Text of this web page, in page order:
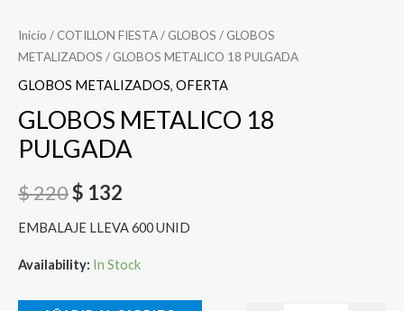
Inicio / COTILLON FIESTA/ GLOBOS / GLOBOS
METALIZADOS / GLOBOS METALICO 18 PULGADA
GLOBOS METALIZADOS, OFERTA
GLOBOS METALICO 18
PULGADA
$220$ 132
EMBALAJE LLEVA 600 UNID
Availability: In Stock